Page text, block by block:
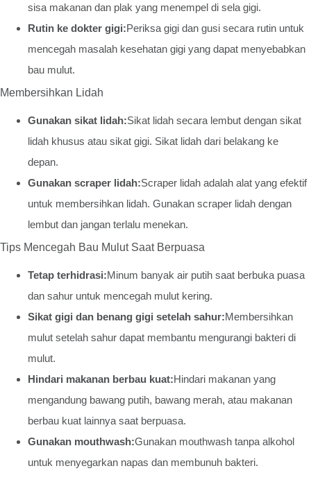
sisa makanan dan plak yang menempel di sela gigi.
Rutin ke dokter gigi:Periksa gigi dan gusi secara rutin untuk
mencegah masalah kesehatan gigi yang dapat menyebabkan
bau mulut.
Membersihkan Lidah
Gunakan sikat lidah:Sikat lidah secara lembut dengan sikat
lidah khusus atau sikat gigi. Sikat lidah dari belakang ke
depan.
Gunakan scraper lidah:Scraper lidah adalah alat yang efektif
untuk membersihkan lidah. Gunakan scraper lidah dengan
lembut dan jangan terlalu menekan.
Tips Mencegah Bau Mulut Saat Berpuasa
Tetap terhidrasi:Minum banyak air putih saat berbuka puasa
dan sahur untuk mencegah mulut kering.
Sikat gigi dan benang gigi setelah sahur:Membersihkan
mulut setelah sahur dapat membantu mengurangi bakteri di
mulut.
Hindari makanan berbau kuat:Hindari makanan yang
mengandung bawang putih, bawang merah, atau makanan
berbau kuat lainnya saat berpuasa.
Gunakan mouthwash:Gunakan mouthwash tanpa alkohol
untuk menyegarkan napas dan membunuh bakteri.